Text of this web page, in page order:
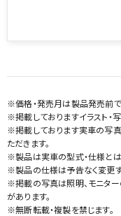
※価格・発売月は製品発売前で
※掲載しておりますイラスト・
※掲載しております実車の写
ただきます。
※製品は実車の型式・仕様とは
※製品の仕様は予告なく変更す
※掲載の写真は照明、モニタ
があります。
※無断転載・複製を禁じます。